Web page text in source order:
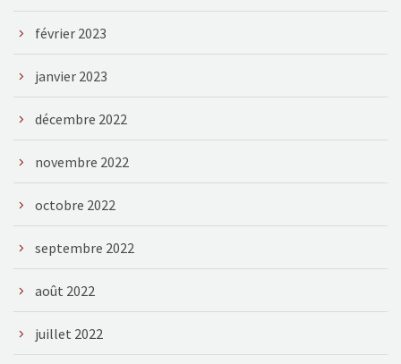
février 2023
janvier 2023
décembre 2022
novembre 2022
octobre 2022
septembre 2022
août 2022
juillet 2022